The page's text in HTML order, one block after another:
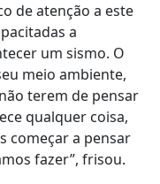
de atenção a este
a
um sismo. O
meio ambiente,
terem de pensar
qualquer coisa,
começar a pensar
fazer”, frisou.